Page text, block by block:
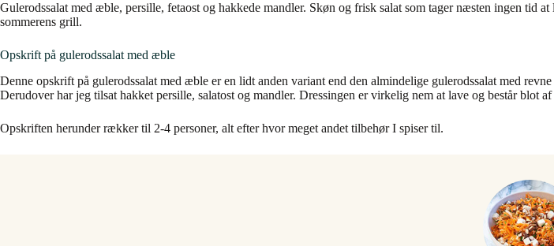
Gulerodssalat med æble, persille, fetaost og hakkede mandler. Skøn og frisk salat som tager næsten ingen tid
sommerens grill.
Opskrift på gulerodssalat med æble
Denne opskrift på gulerodssalat med æble er en lidt anden variant end den almindelige gulerodssalat med
Derudover har jeg tilsat hakket persille, salatost og mandler. Dressingen er virkelig nem at lave og består blot
Opskriften herunder rækker til 2-4 personer, alt efter hvor meget andet tilbehør I spiser til.